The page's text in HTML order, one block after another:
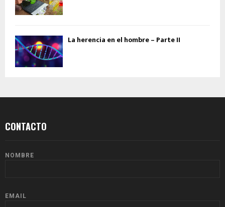
La herencia en el hombre – Parte II
CONTACTO
NOMBRE
EMAIL